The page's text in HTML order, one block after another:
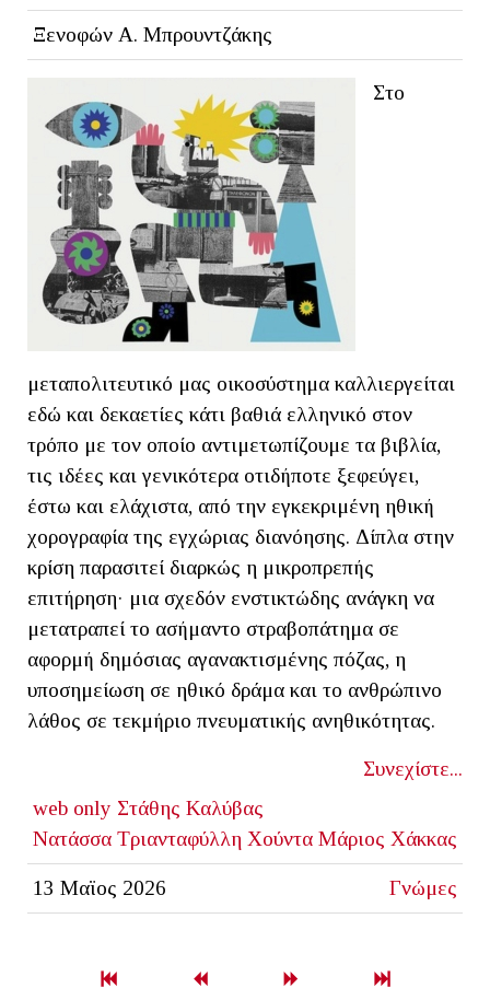
Ξενοφών Α. Μπρουντζάκης
Στο
μεταπολιτευτικό μας οικοσύστημα καλλιεργείται
εδώ και δεκαετίες κάτι βαθιά ελληνικό στον
τρόπο με τον οποίο αντιμετωπίζουμε τα βιβλία,
τις ιδέες και γενικότερα οτιδήποτε ξεφεύγει,
έστω και ελάχιστα, από την εγκεκριμένη ηθική
χορογραφία της εγχώριας διανόησης. Δίπλα στην
κρίση παρασιτεί διαρκώς η μικροπρεπής
επιτήρηση· μια σχεδόν ενστικτώδης ανάγκη να
μετατραπεί το ασήμαντο στραβοπάτημα σε
αφορμή δημόσιας αγανακτισμένης πόζας, η
υποσημείωση σε ηθικό δράμα και το ανθρώπινο
λάθος σε τεκμήριο πνευματικής ανηθικότητας.
Συνεχίστε...
web only Στάθης Καλύβας
Νατάσσα Τριανταφύλλη Χούντα Μάριος Χάκκας
13 Μαϊος 2026 Γνώμες